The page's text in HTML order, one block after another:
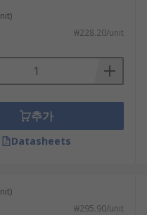
₩228.20/unit
추가
Datasheets
₩295.90/unit